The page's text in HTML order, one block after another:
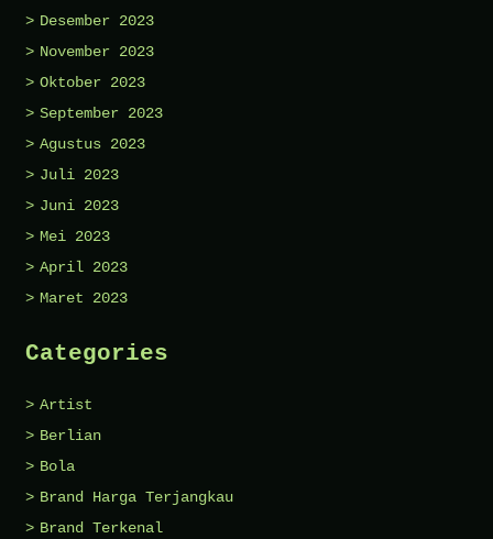
Desember 2023
November 2023
Oktober 2023
September 2023
Agustus 2023
Juli 2023
Juni 2023
Mei 2023
April 2023
Maret 2023
Categories
Artist
Berlian
Bola
Brand Harga Terjangkau
Brand Terkenal